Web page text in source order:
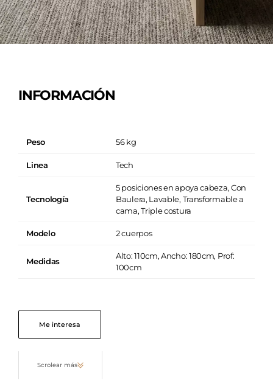
INFORMACIÓN
Peso 56 kg
Linea Tech
Tecnología
5 posiciones en apoya cabeza, Con
Baulera, Lavable, Transformable a
cama, Triple costura
Modelo 2 cuerpos
Medidas
Alto: 110cm, Ancho: 180cm, Prof:
100cm
Me interesa
Scrolear más